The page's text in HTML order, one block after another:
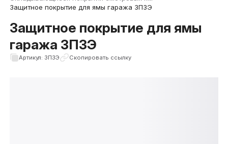
Защитное покрытие для ямы гаража ЗП3Э
Защитное покрытие для ямы
гаража ЗП3Э
Артикул: ЗП3Э Скопировать ссылку